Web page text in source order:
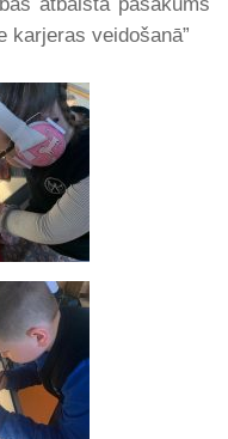
atbalsta pasākums
karjeras veidošanā”